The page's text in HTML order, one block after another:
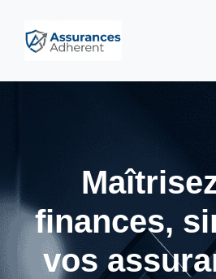
contenu
finances,
vos